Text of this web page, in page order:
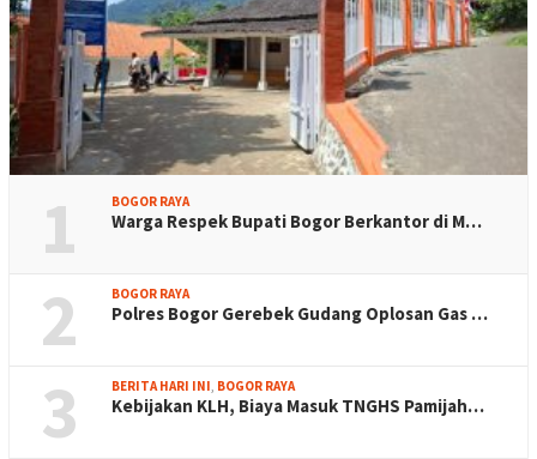
1 BOGOR RAYA
Warga Respek Bupati Bogor Berkantor di M…
2 BOGOR RAYA
Polres Bogor Gerebek Gudang Oplosan Gas …
3 BERITA HARI INI, BOGOR RAYA
Kebijakan KLH, Biaya Masuk TNGHS Pamijah…